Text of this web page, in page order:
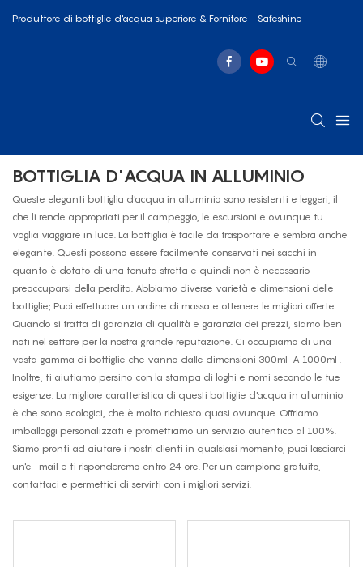
Produttore di bottiglie d'acqua superiore & Fornitore - Safeshine
BOTTIGLIA D'ACQUA IN ALLUMINIO
Queste eleganti bottiglia d'acqua in alluminio sono resistenti e leggeri, il
che li rende appropriati per il campeggio, le escursioni e ovunque tu
voglia viaggiare in luce. La bottiglia è facile da trasportare e sembra anche
elegante. Questi possono essere facilmente conservati nei sacchi in
quanto è dotato di una tenuta stretta e quindi non è necessario
preoccuparsi della perdita. Abbiamo diverse varietà e dimensioni delle
bottiglie; Puoi effettuare un ordine di massa e ottenere le migliori offerte.
Quando si tratta di garanzia di qualità e garanzia dei prezzi, siamo ben
noti nel settore per la nostra grande reputazione. Ci occupiamo di una
vasta gamma di bottiglie che vanno dalle dimensioni 300ml A 1000ml
Inoltre, ti aiutiamo persino con la stampa di loghi e nomi secondo le tue
esigenze. La migliore caratteristica di questi bottiglie d'acqua in alluminio
è che sono ecologici, che è molto richiesto quasi ovunque. Offriamo
imballaggi personalizzati e promettiamo un servizio autentico al 100%.
Siamo pronti ad aiutare i nostri clienti in qualsiasi momento, puoi lasciarci
un'e -mail e ti risponderemo entro 24 ore. Per un campione gratuito,
contattaci e permettici di servirti con i migliori servizi.